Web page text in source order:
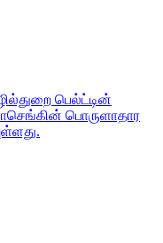
பெல்ட்டின்
பொருளாதார